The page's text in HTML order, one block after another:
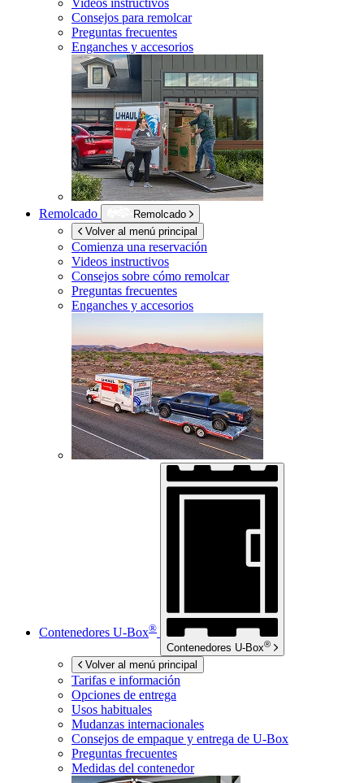
Videos instructivos
Consejos para remolcar
Preguntas frecuentes
Enganches y accesorios
Remolcado
Remolcado
Volver al menú principal
Comienza una reservación
Videos instructivos
Consejos sobre cómo remolcar
Preguntas frecuentes
Enganches y accesorios
Contenedores U-Box®
Contenedores U-Box®
Volver al menú principal
Tarifas e información
Opciones de entrega
Usos habituales
Mudanzas internacionales
Consejos de empaque y entrega de U-Box
Preguntas frecuentes
Medidas del contenedor